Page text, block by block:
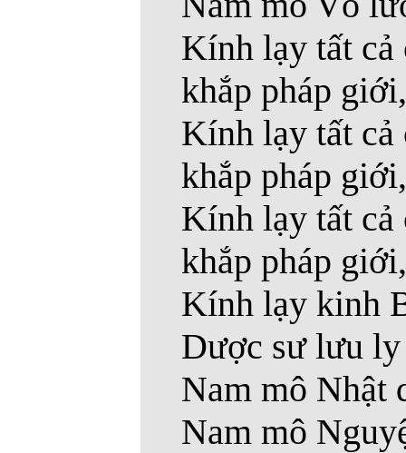
Kính lạy tất cả
khắp pháp
Kính lạy tất cả
khắp pháp
Kính lạy tất cả
khắp pháp
Kính lạy kinh
Dược sư lưu
Nam mô Nhật
Nam mô